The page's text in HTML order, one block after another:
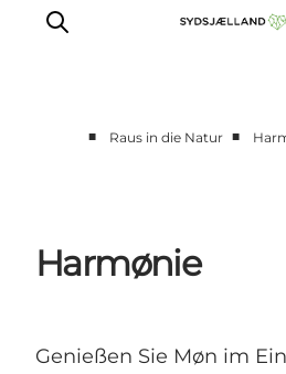
Events
Essen
Reise planen
■ Raus in die Natur ■
Harmønie
Genießen Sie Møn im